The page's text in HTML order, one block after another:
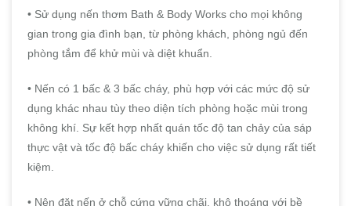
• Sử dụng nến thơm Bath & Body Works cho mọi không
gian trong gia đình bạn, từ phòng khách, phòng ngủ đến
phòng tắm để khử mùi và diệt khuẩn.
• Nến có 1 bấc & 3 bấc cháy, phù hợp với các mức độ sử
dụng khác nhau tùy theo diện tích phòng hoặc mùi trong
không khí. Sự kết hợp nhất quán tốc độ tan chảy của sáp
thực vật và tốc độ bấc cháy khiến cho việc sử dụng rất tiết
kiệm.
• Nên đặt nến ở chỗ cứng vững chãi, khô thoáng với bề